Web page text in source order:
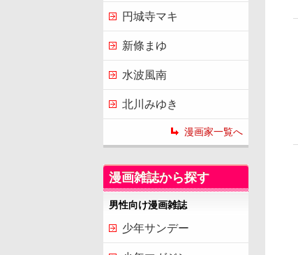
円城寺マキ
新條まゆ
水波風南
北川みゆき
漫画家一覧へ
漫画雑誌から探す
男性向け漫画雑誌
少年サンデー